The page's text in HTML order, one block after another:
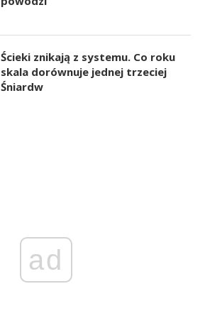
Ścieki znikają z systemu. Co roku
skala dorównuje jednej trzeciej
Śniardw
ad